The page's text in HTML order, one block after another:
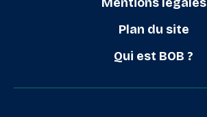
Plan du site
Qui est BOB ?